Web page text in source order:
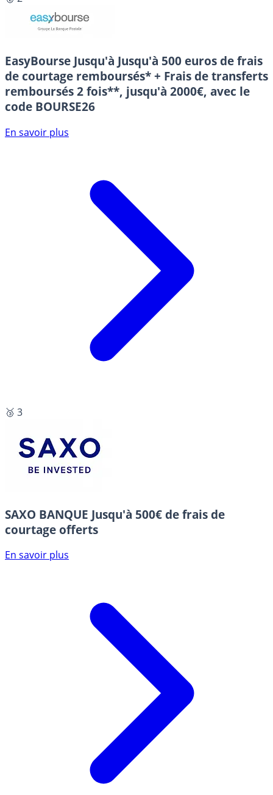
EasyBourse Jusqu'à Jusqu'à 500 euros de frais
de courtage remboursés* + Frais de transferts
remboursés 2 fois**, jusqu'à 2000€, avec le
code BOURSE26
En savoir plus
🥉 3
SAXO BANQUE Jusqu'à 500€ de frais de
courtage offerts
En savoir plus